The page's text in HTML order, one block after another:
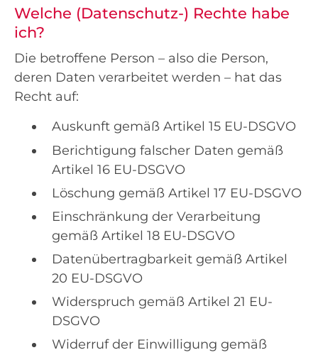
Welche (Datenschutz-) Rechte habe
ich?
Die betroffene Person – also die Person,
deren Daten verarbeitet werden – hat das
Recht auf:
Auskunft gemäß Artikel 15 EU-DSGVO
Berichtigung falscher Daten gemäß
Artikel 16 EU-DSGVO
Löschung gemäß Artikel 17 EU-DSGVO
Einschränkung der Verarbeitung
gemäß Artikel 18 EU-DSGVO
Datenübertragbarkeit gemäß Artikel
20 EU-DSGVO
Widerspruch gemäß Artikel 21 EU-
DSGVO
Widerruf der Einwilligung gemäß